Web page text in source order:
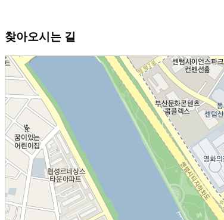
찾아오시는 길